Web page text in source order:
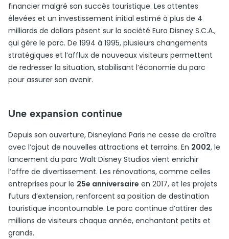
financier malgré son succès touristique. Les attentes
élevées et un investissement initial estimé à plus de 4
milliards de dollars pèsent sur la société Euro Disney S.C.A.,
qui gère le parc. De 1994 à 1995, plusieurs changements
stratégiques et l’afflux de nouveaux visiteurs permettent
de redresser la situation, stabilisant l’économie du parc
pour assurer son avenir.
Une expansion continue
Depuis son ouverture, Disneyland Paris ne cesse de croître
avec l’ajout de nouvelles attractions et terrains. En 2002, le
lancement du parc Walt Disney Studios vient enrichir
l’offre de divertissement. Les rénovations, comme celles
entreprises pour le 25e anniversaire en 2017, et les projets
futurs d’extension, renforcent sa position de destination
touristique incontournable. Le parc continue d’attirer des
millions de visiteurs chaque année, enchantant petits et
grands.